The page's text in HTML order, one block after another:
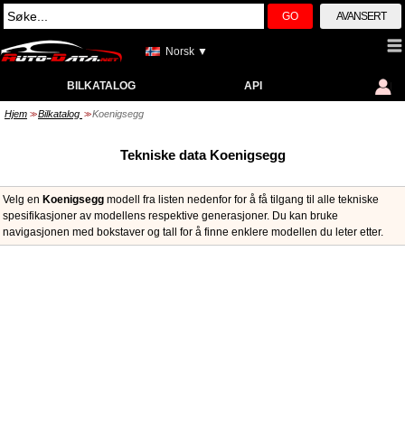
GO AVANSERT
Norsk ▼
BILKATALOG API
Hjem >> Bilkatalog >> Koenigsegg
Tekniske data Koenigsegg
Velg en Koenigsegg modell fra listen nedenfor for å få tilgang til alle tekniske
spesifikasjoner av modellens respektive generasjoner. Du kan bruke
navigasjonen med bokstaver og tall for å finne enklere modellen du leter etter.